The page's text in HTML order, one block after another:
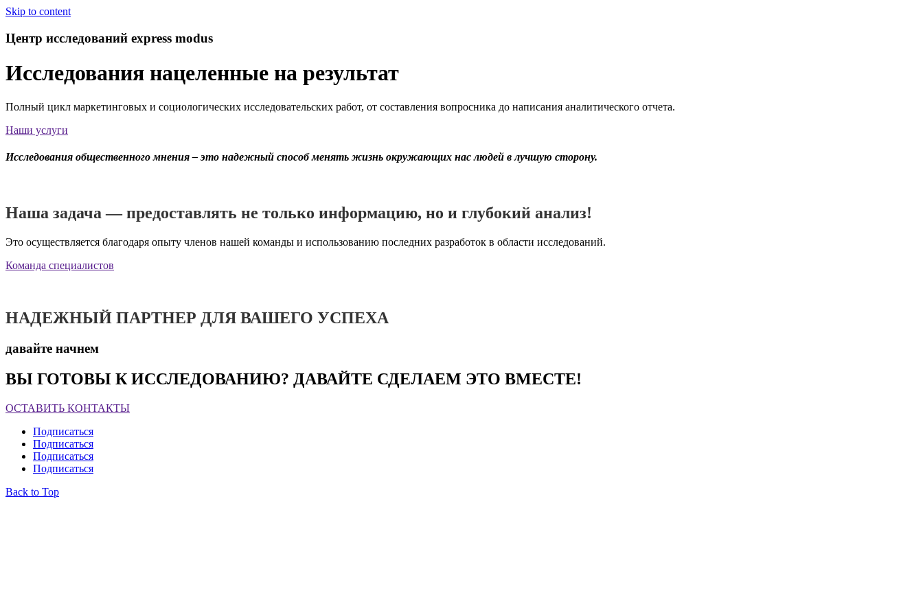
Skip to content
Центр исследований express modus
Исследования нацеленные на результат
Полный цикл маркетинговых и социологических исследовательских работ, от составления вопросника до написания аналитического отчета.
Наши услуги
Исследования общественного мнения – это надежный способ менять жизнь окружающих нас людей в лучшую сторону.
Наша задача — предоставлять не только информацию, но и глубокий анализ!
Это осуществляется благодаря опыту членов нашей команды и использованию последних разработок в области исследований.
Команда специалистов
НАДЕЖНЫЙ ПАРТНЕР ДЛЯ ВАШЕГО УСПЕХА
давайте начнем
ВЫ ГОТОВЫ К ИССЛЕДОВАНИЮ? ДАВАЙТЕ СДЕЛАЕМ ЭТО ВМЕСТЕ!
ОСТАВИТЬ КОНТАКТЫ
Подписаться
Подписаться
Подписаться
Подписаться
Back to Top